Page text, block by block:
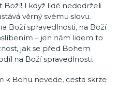
Boží! I když lidé nedodrželi
věrný svému slovu.
Boží spravedlnosti, na Boží
– jen nám lidem to
jak se před Bohem
na Boží spravedlnosti.
k Bohu nevede, cesta skrze